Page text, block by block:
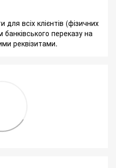
для всіх клієнтів (фізичних
переказу на
реквізитами.